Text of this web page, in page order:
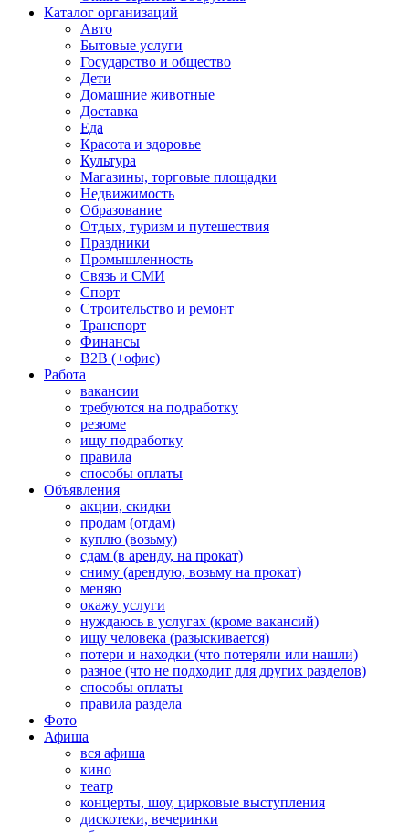
Каталог организаций
Авто
Бытовые услуги
Государство и общество
Дети
Домашние животные
Доставка
Еда
Красота и здоровье
Культура
Магазины, торговые площадки
Недвижимость
Образование
Отдых, туризм и путешествия
Праздники
Промышленность
Связь и СМИ
Спорт
Строительство и ремонт
Транспорт
Финансы
B2B (+офис)
Работа
вакансии
требуются на подработку
резюме
ищу подработку
правила
способы оплаты
Объявления
акции, скидки
продам (отдам)
куплю (возьму)
сдам (в аренду, на прокат)
сниму (арендую, возьму на прокат)
меняю
окажу услуги
нуждаюсь в услугах (кроме вакансий)
ищу человека (разыскивается)
потери и находки (что потеряли или нашли)
разное (что не подходит для других разделов)
способы оплаты
правила раздела
Фото
Афиша
вся афиша
кино
театр
концерты, шоу, цирковые выступления
дискотеки, вечеринки